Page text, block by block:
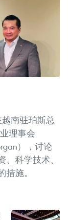
南驻珀斯总
理事会
），讨论
科学技术、
施。